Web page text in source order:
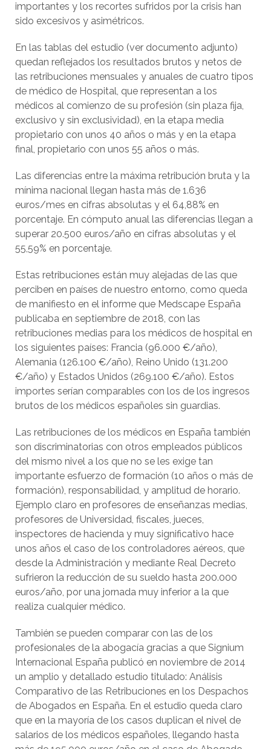
importantes y los recortes sufridos por la crisis han
sido excesivos y asimétricos.
En las tablas del estudio (ver documento adjunto)
quedan reflejados los resultados brutos y netos de
las retribuciones mensuales y anuales de cuatro tipos
de médico de Hospital, que representan a los
médicos al comienzo de su profesión (sin plaza fija,
exclusivo y sin exclusividad), en la etapa media
propietario con unos 40 años o más y en la etapa
final, propietario con unos 55 años o más.
Las diferencias entre la máxima retribución bruta y la
mínima nacional llegan hasta más de 1.636
euros/mes en cifras absolutas y el 64,88% en
porcentaje. En cómputo anual las diferencias llegan a
superar 20.500 euros/año en cifras absolutas y el
55,59% en porcentaje.
Estas retribuciones están muy alejadas de las que
perciben en países de nuestro entorno, como queda
de manifiesto en el informe que Medscape España
publicaba en septiembre de 2018, con las
retribuciones medias para los médicos de hospital en
los siguientes países: Francia (96.000 €/año),
Alemania (126.100 €/año), Reino Unido (131.200
€/año) y Estados Unidos (269.100 €/año). Estos
importes serían comparables con los de los ingresos
brutos de los médicos españoles sin guardias.
Las retribuciones de los médicos en España también
son discriminatorias con otros empleados públicos
del mismo nivel a los que no se les exige tan
importante esfuerzo de formación (10 años o más de
formación), responsabilidad, y amplitud de horario.
Ejemplo claro en profesores de enseñanzas medias,
profesores de Universidad, fiscales, jueces,
inspectores de hacienda y muy significativo hace
unos años el caso de los controladores aéreos, que
desde la Administración y mediante Real Decreto
sufrieron la reducción de su sueldo hasta 200.000
euros/año, por una jornada muy inferior a la que
realiza cualquier médico.
También se pueden comparar con las de los
profesionales de la abogacía gracias a que Signium
Internacional España publicó en noviembre de 2014
un amplio y detallado estudio titulado: Análisis
Comparativo de las Retribuciones en los Despachos
de Abogados en España. En el estudio queda claro
que en la mayoría de los casos duplican el nivel de
salarios de los médicos españoles, llegando hasta